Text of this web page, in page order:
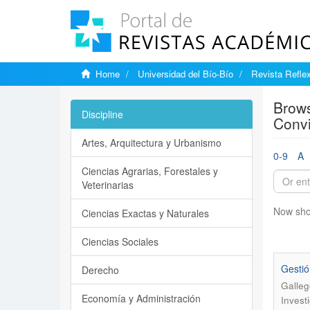
Home Universidad del Bío-Bío Revista
0-9 A
Now
Discipline
Artes, Arquitectura y Urbanismo
Ciencias Agrarias, Forestales y
Veterinarias
Ciencias Exactas y Naturales
Ciencias Sociales
Derecho
Economía y Administración